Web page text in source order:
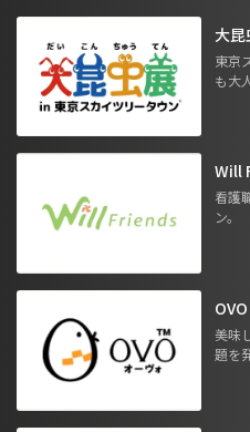
大昆
東京
も大
Will
看護
ン。
OVO
美味
題を